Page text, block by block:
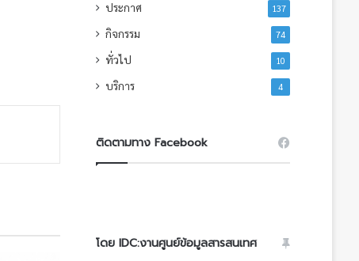
ประกาศ 137
กิจกรรม 74
ทั่วไป 10
บริการ 4
ติดตามทาง Facebook
โดย IDC:งานศูนย์ข้อมูลสารสนเทศ